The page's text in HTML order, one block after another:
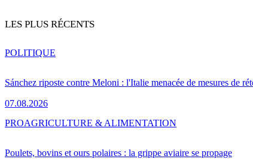
LES PLUS RÉCENTS
Sánchez riposte contre Meloni : l'Italie menacée de mesures de
07.08.2026
POLITIQUE
Poulets, bovins et ours polaires : la grippe aviaire se propage
PROAGRICULTURE & ALIMENTATION